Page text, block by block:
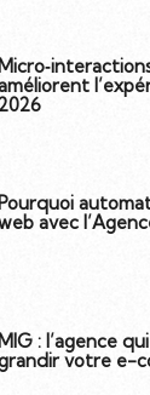
Pourquoi
avec
MIG : l’agence
votre e-